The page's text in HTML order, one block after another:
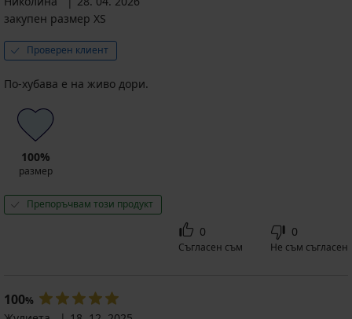
закупен размер XS
Проверен клиент
По-хубава е на живо дори.
100%
размер
Препоръчвам този продукт
0
Съгласен съм
0
Не съм съгласен
100%